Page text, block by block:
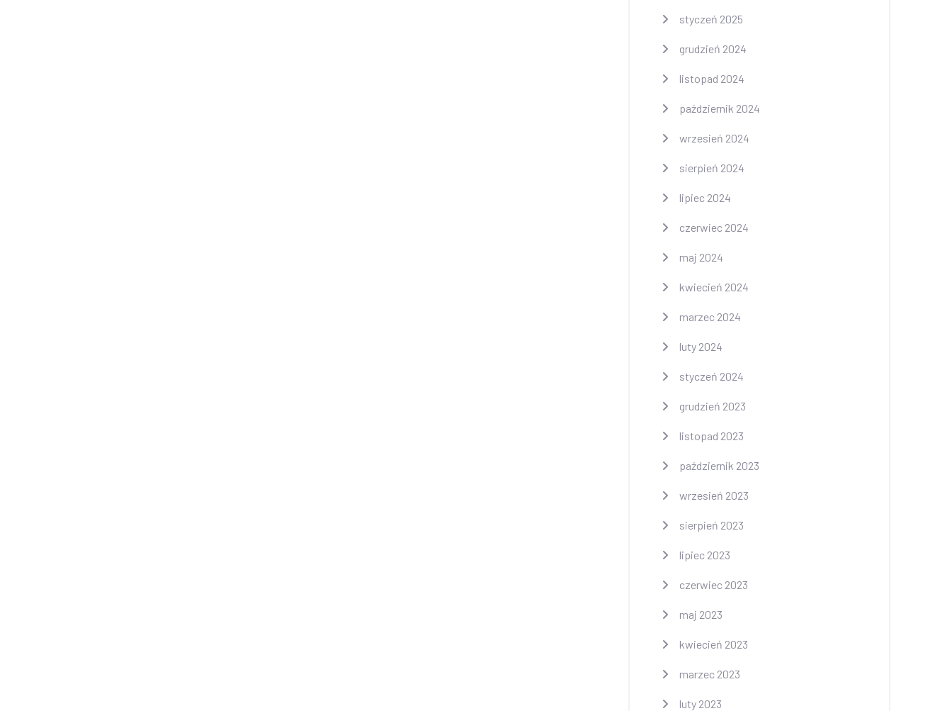
styczeń 2025
grudzień 2024
listopad 2024
październik 2024
wrzesień 2024
sierpień 2024
lipiec 2024
czerwiec 2024
maj 2024
kwiecień 2024
marzec 2024
luty 2024
styczeń 2024
grudzień 2023
listopad 2023
październik 2023
wrzesień 2023
sierpień 2023
lipiec 2023
czerwiec 2023
maj 2023
kwiecień 2023
marzec 2023
luty 2023